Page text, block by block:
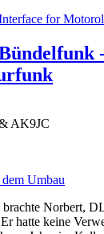
for
AK9JC
brachte Norbert,
hatte keine